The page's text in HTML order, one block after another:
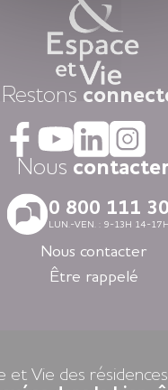
vous restez libre d’y
maison », et une aide à
par des équipes de
pour personnes
au dispositif d’appel
inclues. Faites le
la blanchisserie,
et détente à votre
modernes et
vous vivez en toute
et des environnements
Nouvelle-Aquitaine, en
France, en Bretagne et
Restons
Nous
0 800 111
LUN.-VEN. : 9-13H 14-17H
Nous contacter
Être rappelé
et Vie des